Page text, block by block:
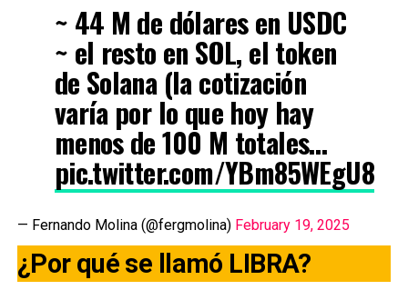
~ 44 M de dólares en USDC
~ el resto en SOL, el token
de Solana (la cotización
varía por lo que hoy hay
menos de 100 M totales…
pic.twitter.com/YBm85WEgU8
— Fernando Molina (@fergmolina) February 19, 2025
¿Por qué se llamó LIBRA?